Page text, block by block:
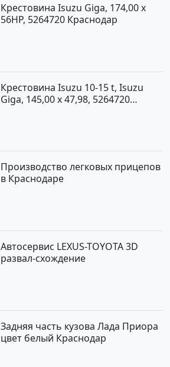
Крестовина Isuzu Giga, 174,00 x
56HP, 5264720 Краснодар
Крестовина Isuzu 10-15 t, Isuzu
Giga, 145,00 x 47,98, 5264720
Производство легковых прицепов
в Краснодаре
Автосервис LEXUS-TOYOTA 3D
развал-схождение
Задняя часть кузова Лада Приора
цвет белый Краснодар